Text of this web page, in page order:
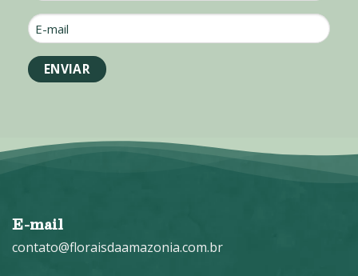
E-
mail
*
E-mail
contato@floraisdaamazonia.com.br